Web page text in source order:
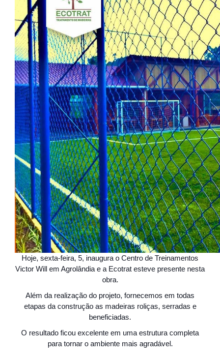
Hoje, sexta-feira, 5, inaugura o Centro de Treinamentos
Victor Will em Agrolândia e a Ecotrat esteve presente nesta
obra.
Além da realização do projeto, fornecemos em todas
etapas da construção as madeiras roliças, serradas e
beneficiadas.
O resultado ficou excelente em uma estrutura completa
para tornar o ambiente mais agradável.